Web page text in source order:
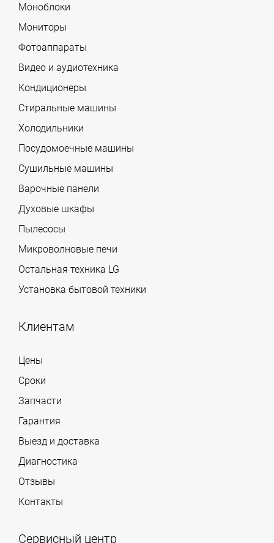
Моноблоки
Мониторы
Фотоаппараты
Видео и аудиотехника
Кондиционеры
Стиральные машины
Холодильники
Посудомоечные машины
Сушильные машины
Варочные панели
Духовые шкафы
Пылесосы
Микроволновые печи
Остальная техника LG
Установка бытовой техники
Клиентам
Цены
Сроки
Запчасти
Гарантия
Выезд и доставка
Диагностика
Отзывы
Контакты
Сервисный центр